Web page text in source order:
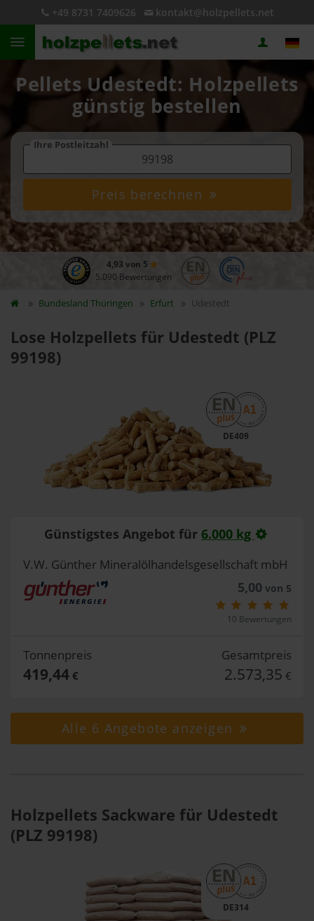
+49 8731 7409626 kontakt@holzpellets.net
Pellets Udestedt: Holzpellets
günstig bestellen
Ihre Postleitzahl
Preis berechnen
4,93 von 5
5.090 Bewertungen
Bundesland Thüringen Erfurt Udestedt
Lose Holzpellets für Udestedt (PLZ
99198)
DE409
Günstigstes Angebot für 6.000 kg
V.W. Günther Mineralölhandelsgesellschaft mbH
5,00 von 5
10 Bewertungen
Tonnenpreis
419,44€
Gesamtpreis
2.573,35 €
Alle 6 Angebote anzeigen
Holzpellets Sackware für Udestedt
(PLZ 99198)
DE314